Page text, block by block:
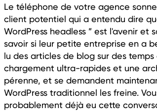
Le téléphone de votre agence
client potentiel qui a entendu dire
WordPress headless ” est l'avenir et
savoir si leur petite entreprise en a
lu des articles de blog sur des temps
chargement ultra-rapides et une
pérenne, et se demandent
WordPress traditionnel les freine.
probablement déjà eu cette